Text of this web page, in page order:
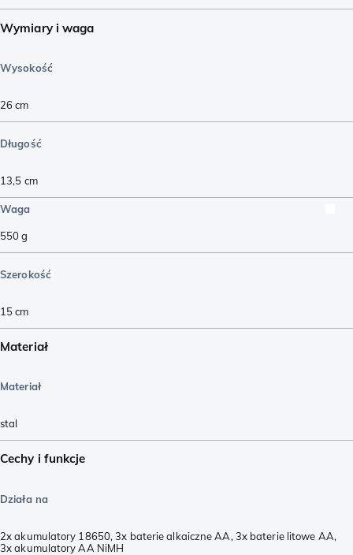
Wymiary i waga
Wysokość
26cm
Długość
13,5 cm
Waga
550g
Szerokość
15cm
Materiał
Materiał
stal
Cechy i funkcje
Działa na
2x akumulatory 18650,3x baterie alkaiczne AA, 3x baterie litowe AA,
3x akumulatory AA NiMH